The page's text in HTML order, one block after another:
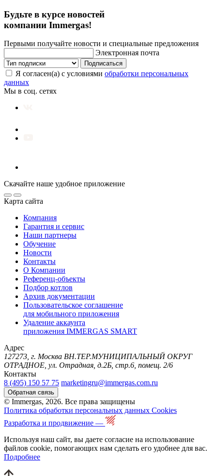
Будьте в курсе новостей
компании Immergas!
Первыми получайте новости и специальные предложения
Электронная почта
Подписаться
Я согласен(а) с условиями обработки персональных
данных
Мы в соц. сетях
Скачайте наше удобное приложение
Карта сайта
Компания
Гарантия и сервис
Наши партнеры
Обучение
Новости
Контакты
О Компании
Референц-объекты
Подбор котлов
Архив документации
Пользовательское соглашение
для мобильного приложения
Удаление аккаунта
приложения IMMERGAS SMART
Адрес
127273, г. Москва ВН.ТЕР.МУНИЦИПАЛЬНЫЙ ОКРУГ
ОТРАДНОЕ, ул. Отрадная, д.2Б, стр.6, помещ. 2/6
Контакты
8 (495) 150 57 75 marketingru@immergas.com.ru
Обратная связь
© Immergas, 2026. Все права защищены
Политика обработки персональных данных Cookies
Разработка и продвижение —
Используя наш сайт, вы даете согласие на использование
файлов cookie, помогающих нам сделать его удобнее для вас.
Подробнее